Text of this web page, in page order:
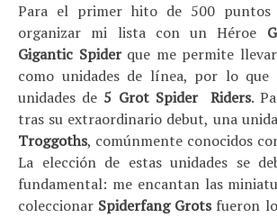
Para el primer hito de 500
organizar mi lista con un Héroe
Gigantic Spiderque me permite
como unidades de línea, por lo que
unidades de 5 Grot Spider Riders.
tras su extraordinario debut, una
Troggoths, comúnmente conocidos
La elección de estas unidades se
fundamental: me encantan las
coleccionar Spiderfang Grotsfueron